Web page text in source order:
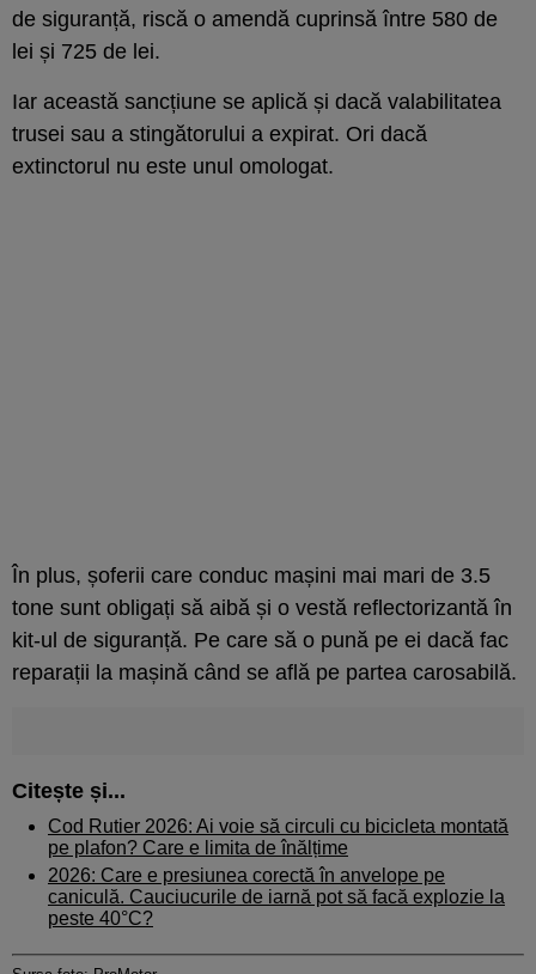
de siguranță, riscă o amendă cuprinsă între 580 de
lei și 725 de lei.
Iar această sancțiune se aplică și dacă valabilitatea
trusei sau a stingătorului a expirat. Ori dacă
extinctorul nu este unul omologat.
În plus, șoferii care conduc mașini mai mari de 3.5
tone sunt obligați să aibă și o vestă reflectorizantă în
kit-ul de siguranță. Pe care să o pună pe ei dacă fac
reparații la mașină când se află pe partea carosabilă.
Citește și...
Cod Rutier 2026: Ai voie să circuli cu bicicleta montată
pe plafon? Care e limita de înălțime
2026: Care e presiunea corectă în anvelope pe
caniculă. Cauciucurile de iarnă pot să facă explozie la
peste 40°C?